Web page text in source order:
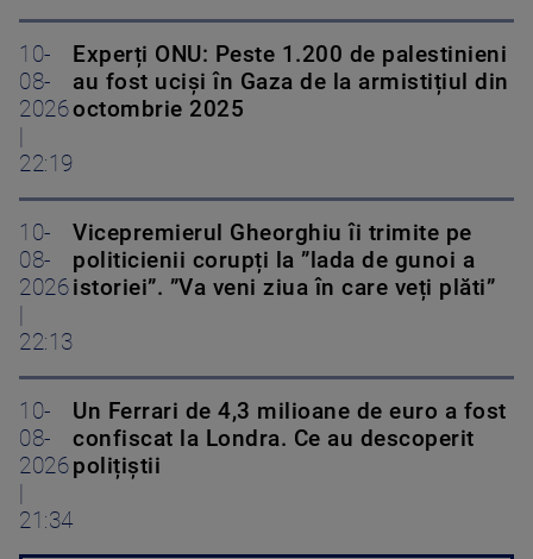
10-
08-
2026
|
22:19
Experți ONU: Peste 1.200 de palestinieni
au fost uciși în Gaza de la armistițiul din
octombrie 2025
10-
08-
2026
|
22:13
Vicepremierul Gheorghiu îi trimite pe
politicienii corupți la ”lada de gunoi a
istoriei”. ”Va veni ziua în care veți plăti”
10-
08-
2026
|
21:34
Un Ferrari de 4,3 milioane de euro a fost
confiscat la Londra. Ce au descoperit
polițiștii